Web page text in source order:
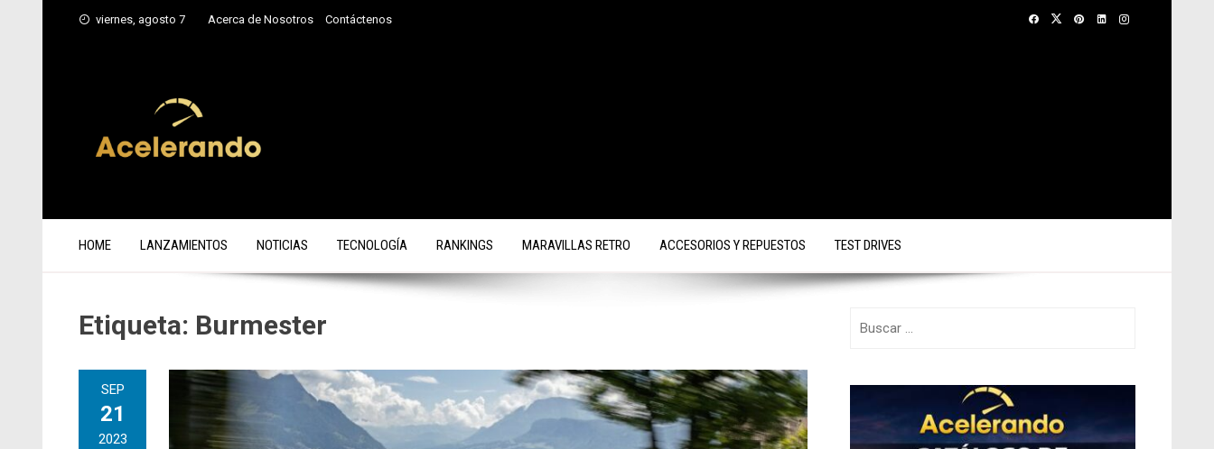
viernes, agosto 7 Acerca de Nosotros Contáctenos
HOME LANZAMIENTOS NOTICIAS TECNOLOGÍA RANKINGS MARAVILLAS RETRO ACCESORIOS Y REPUESTOS TEST DRIVES
Etiqueta: Burmester
SEP
21
2023